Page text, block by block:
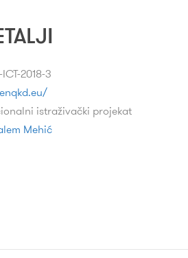
2018-3
istraživački projekat
Mehić